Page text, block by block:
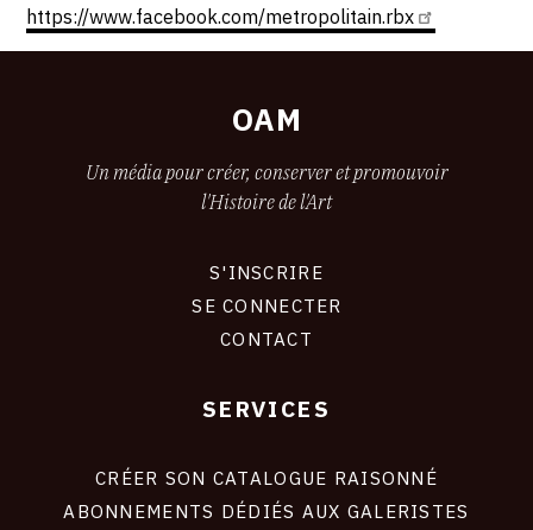
https://www.facebook.com/metropolitain.rbx
OAM
Un média pour créer, conserver et promouvoir
l'Histoire de l'Art
S'INSCRIRE
SE CONNECTER
CONTACT
SERVICES
CRÉER SON CATALOGUE RAISONNÉ
ABONNEMENTS DÉDIÉS AUX GALERISTES